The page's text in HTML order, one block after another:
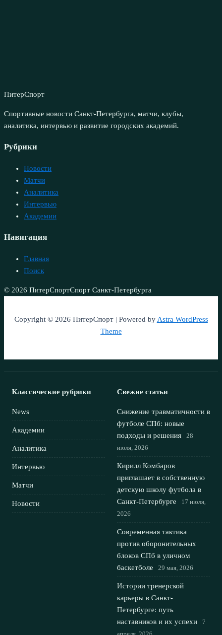
ПитерСпорт
Спортивные новости Санкт-Петербурга, матчи, клубы,
аналитика, интервью и развитие городских академий.
Рубрики
Новости
Матчи
Аналитика
Интервью
Академии
Навигация
Главная
Поиск
© 2026 ПитерСпортСпорт Санкт-Петербурга
Copyright © 2026 ПитерСпорт | Powered byAstra WordPress
Theme
Классические рубрики
News
Академии
Аналитика
Интервью
Матчи
Новости
Свежие статьи
Снижение травматичности в
футболе СПб: новые
подходы и решения
28
июля, 2026
Кирилл Комбаров
приглашает в собственную
детскую школу футбола в
Санкт-Петербурге
17 июля,
2026
Современная тактика
против оборонительных
блоков СПб в уличном
баскетболе
29 мая, 2026
Истории тренерской
карьеры в Санкт-
Петербурге: путь
наставников и их успехи
7